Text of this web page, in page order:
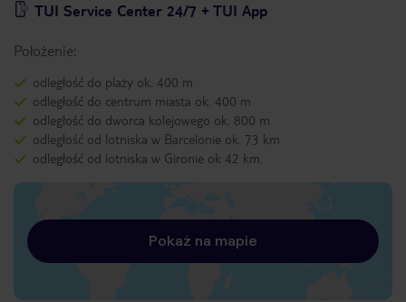
TUI Service Center 24/7 + TUI App
Położenie:
odległość do plaży ok. 400 m
odległość do centrum miasta ok. 400 m
odległość do dworca kolejowego ok. 800 m
odległość od lotniska w Barcelonie ok. 73 km
odległość od lotniska w Gironie ok 42 km.
Pokaż na mapie